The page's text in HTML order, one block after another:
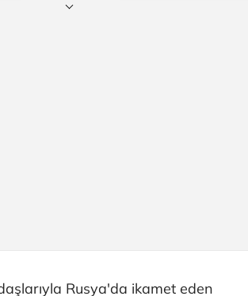
Rusya'da ikamet eden